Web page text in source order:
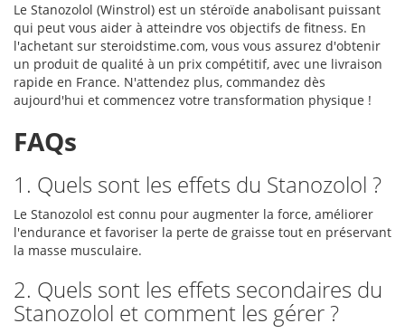
Le Stanozolol (Winstrol) est un stéroïde anabolisant puissant
qui peut vous aider à atteindre vos objectifs de fitness. En
l'achetant sur steroidstime.com, vous vous assurez d'obtenir
un produit de qualité à un prix compétitif, avec une livraison
rapide en France. N'attendez plus, commandez dès
aujourd'hui et commencez votre transformation physique !
FAQs
1. Quels sont les effets du Stanozolol ?
Le Stanozolol est connu pour augmenter la force, améliorer
l'endurance et favoriser la perte de graisse tout en préservant
la masse musculaire.
2. Quels sont les effets secondaires du
Stanozolol et comment les gérer ?